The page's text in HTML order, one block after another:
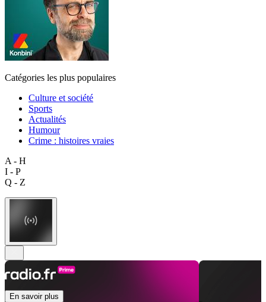
Catégories les plus populaires
Culture et société
Sports
Actualités
Humour
Crime : histoires vraies
A - H
I - P
Q - Z
En savoir plus